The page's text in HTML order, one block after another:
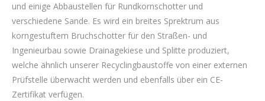
und einige Abbaustellen für Rundkornschotter und
verschiedene Sande. Es wird ein breites Sprektrum aus
korngestuftem Bruchschotter für den Straßen- und
Ingenieurbau sowie Drainagekiese und Splitte produziert,
welche ähnlich unserer Recyclingbaustoffe von einer externen
Prüfstelle überwacht werden und ebenfalls über ein CE-
Zertifikat verfügen.